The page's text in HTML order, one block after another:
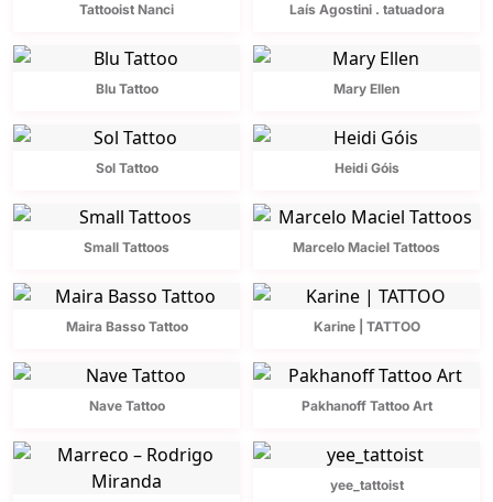
Tattooist Nanci Laís Agostini . tatuadora
Blu Tattoo Mary Ellen
Sol Tattoo Heidi Góis
Small Tattoos Marcelo Maciel Tattoos
Maira Basso Tattoo Karine | TATTOO
Nave Tattoo Pakhanoff Tattoo Art
yee_tattoist